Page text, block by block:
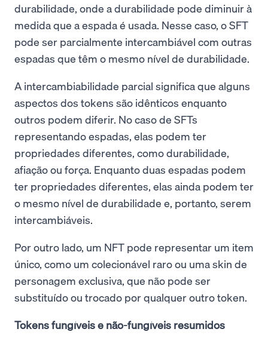
durabilidade, onde a durabilidade pode diminuir à
medida que a espada é usada. Nesse caso, o SFT
pode ser parcialmente intercambiável com outras
espadas que têm o mesmo nível de durabilidade.
A intercambiabilidade parcial significa que alguns
aspectos dos tokens são idênticos enquanto
outros podem diferir. No caso de SFTs
representando espadas, elas podem ter
propriedades diferentes, como durabilidade,
afiação ou força. Enquanto duas espadas podem
ter propriedades diferentes, elas ainda podem ter
o mesmo nível de durabilidade e, portanto, serem
intercambiáveis.
Por outro lado, um NFT pode representar um item
único, como um colecionável raro ou uma skin de
personagem exclusiva, que não pode ser
substituído ou trocado por qualquer outro token.
Tokens fungíveis e não-fungíveis resumidos